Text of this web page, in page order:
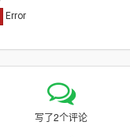
写了2个评论